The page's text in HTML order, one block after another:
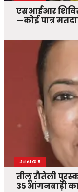
एसआईआर
—कोई पात्र
उत्तराखंड
तीलू रौतेली
35 आंगनबाड़ी